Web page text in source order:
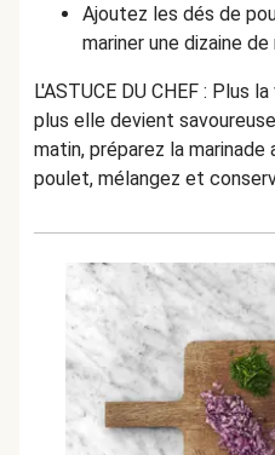
Ajoutez les dés de
mariner une dizaine de
L'ASTUCE DU CHEF : Plus
plus elle devient
matin, préparez la
poulet, mélangez et